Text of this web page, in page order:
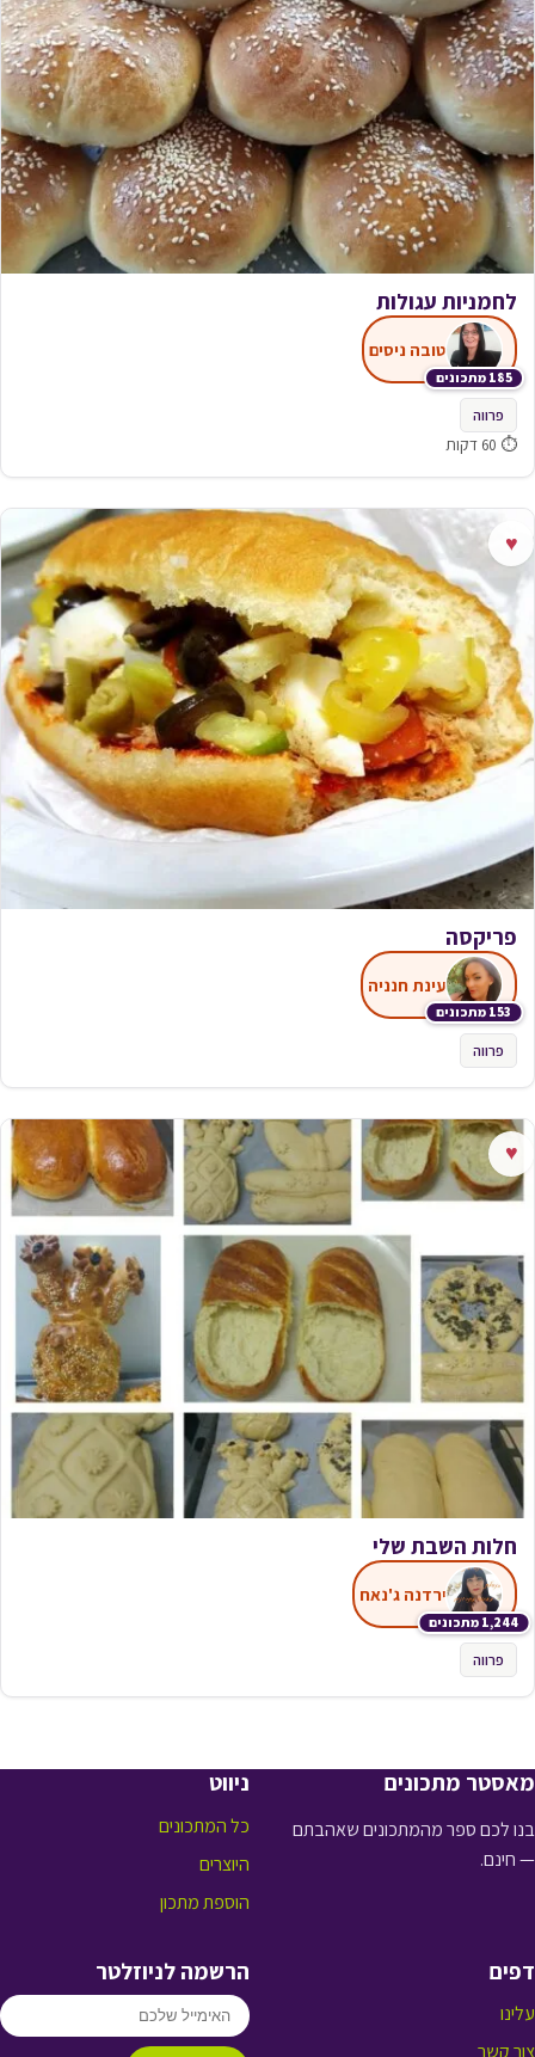
לחמניות עגולות
185 מתכונים
טובה ניסים
פרווה
⏱ 60 דקות
♥
פריקסה
153 מתכונים
עינת חנניה
פרווה
♥
חלות השבת שלי
1,244 מתכונים
ירדנה ג'נאח
פרווה
מאסטר מתכונים
בנו לכם ספר מהמתכונים שאהבתם
— חינם.
ניווט
כל המתכונים
היוצרים
הוספת מתכון
דפים
עלינו
צור קשר
הרשמה לניוזלטר